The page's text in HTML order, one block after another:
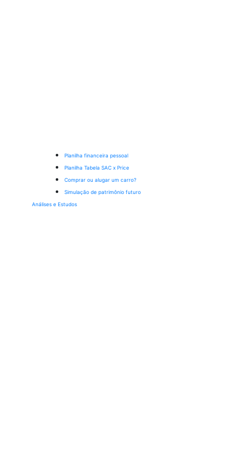
Planilha financeira pessoal
Planilha Tabela SAC x Price
Comprar ou alugar um carro?
Simulação de patrimônio futuro
Análises e Estudos